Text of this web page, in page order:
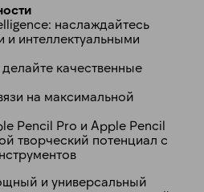
наслаждайтесь
интеллектуальными
качественные
на максимальной
Pencil Pro и Apple Pencil
творческий потенциал с
и универсальный